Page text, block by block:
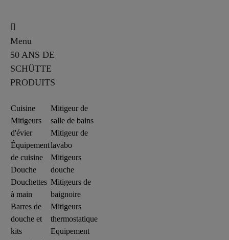
Menu
50 ANS DE
SCHÜTTE
PRODUITS
Cuisine
Mitigeurs
d'évier
Équipement
de cuisine
Douche
Douchettes
à main
Barres de
douche et
kits
Mitigeur de
salle de bains
Mitigeur de
lavabo
Mitigeurs
douche
Mitigeurs de
baignoire
Mitigeurs
thermostatique
Equipement